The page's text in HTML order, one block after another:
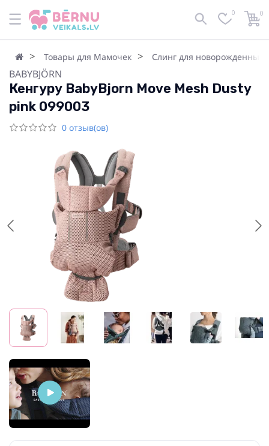
0 0
Товары для Мамочек Слинг для новорожденных
BABYBJÖRN
Кенгуру BabyBjorn Move Mesh Dusty
pink 099003
0 отзыв(ов)